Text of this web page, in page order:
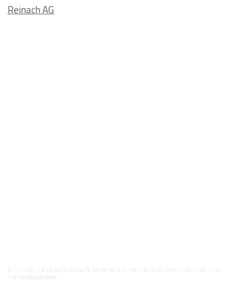
Reinach AG
0: - / 1: - / 2: - / 3: 45 ms / 4: 45 ms / 5: 45 ms / 6: - / 7: - / 8: - / 9: - / 10: - / 11: - / 12: - / 13: - / 14: -
/ 15: 48 ms proc:48ms